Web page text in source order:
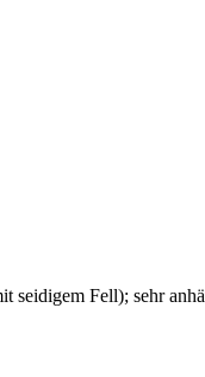
sei­di­gem Fell); sehr